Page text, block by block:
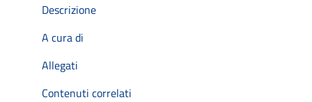
Descrizione
A cura di
Allegati
Contenuti correlati